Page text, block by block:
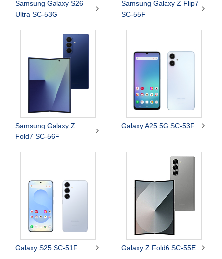
Samsung Galaxy S26
Ultra SC-53G

Samsung Galaxy Z Flip7
SC-55F

Samsung Galaxy Z
Fold7 SC-56F

Galaxy A25 5G SC-53F 
Galaxy S25 SC-51F  Galaxy Z Fold6 SC-55E 